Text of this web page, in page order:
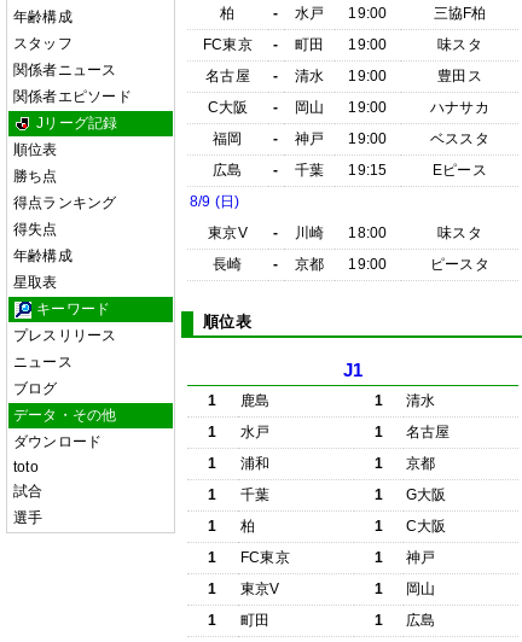
年齢構成
スタッフ
関係者ニュース
関係者エピソード
Jリーグ記録
順位表
勝ち点
得点ランキング
得失点
年齢構成
星取表
キーワード
プレスリリース
ニュース
ブログ
データ・その他
ダウンロード
toto
試合
選手
柏
- 水戸 19:00
三協F柏
FC東京
- 町田 19:00
味スタ
名古屋
- 清水 19:00
豊田ス
C大阪
- 岡山 19:00
ハナサカ
福岡
- 神戸 19:00
ベススタ
広島
- 千葉 19:15
Eピース
8/9 (日)
東京V
- 川崎 18:00
味スタ
長崎
- 京都 19:00 ピースタ
順位表
J1
1 鹿島 1
清水
1
水戸 1
名古屋
1
浦和 1
京都
1
千葉 1
G大阪
1
柏 1
C大阪
1
FC東京 1
神戸
1
東京V 1
岡山
1
町田 1
広島